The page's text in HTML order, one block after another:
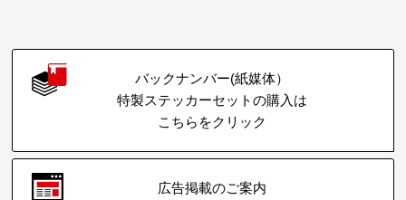
バックナンバー(紙媒体）
特製ステッカーセットの購入は
こちらをクリック
広告掲載のご案内